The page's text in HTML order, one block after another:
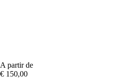
A partir de
€ 150,00